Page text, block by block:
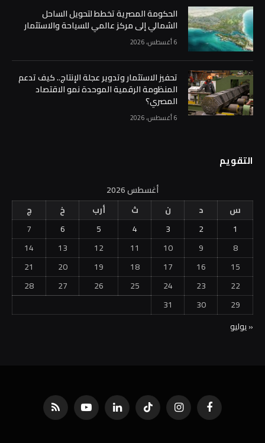
الحكومة المصرية تخطط لتحويل الساحل
الشمالي إلى مركز عالمي للسياحة والاستثمار
6 أغسطس، 2026
تحفيز الاستثمار وتدوير عجلة الإنتاج.. كيف تدعم
المنظومة الرقمية الموحدة نمو الاقتصاد
المصري؟
6 أغسطس، 2026
التقويم
أغسطس 2026
س
د ن ث أرب خ
ج
1
2
3
4
5
6
7
8
9
10
11
12
13
14
15
16
17
18
19
20
21
22
23
24
25
26
27
28
29
30
31
« يوليو
فيسبوك الانستغرامتيكتوك لينكدإن يوتيوب RSS